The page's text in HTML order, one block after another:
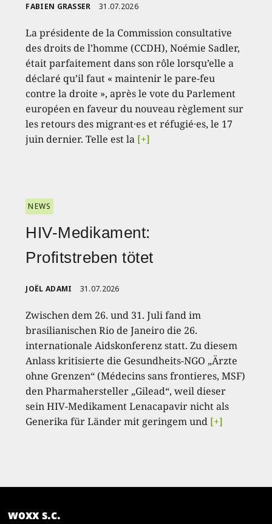
FABIEN GRASSER 31.07.2026
La présidente de la Commission consultative
des droits de l’homme (CCDH), Noémie Sadler,
était parfaitement dans son rôle lorsqu’elle a
déclaré qu’il faut « maintenir le pare-feu
contre la droite », après le vote du Parlement
européen en faveur du nouveau règlement sur
les retours des migrant·es et réfugié·es, le 17
juin dernier. Telle est la [+]
NEWS
HIV-Medikament:
Profitstreben tötet
JOËL ADAMI 31.07.2026
Zwischen dem 26. und 31. Juli fand im
brasilianischen Rio de Janeiro die 26.
internationale Aidskonferenz statt. Zu diesem
Anlass kritisierte die Gesundheits-NGO „Ärzte
ohne Grenzen“ (Médecins sans frontieres, MSF)
den Pharmahersteller „Gilead“, weil dieser
sein HIV-Medikament Lenacapavir nicht als
Generika für Länder mit geringem und [+]
woxx s.c.